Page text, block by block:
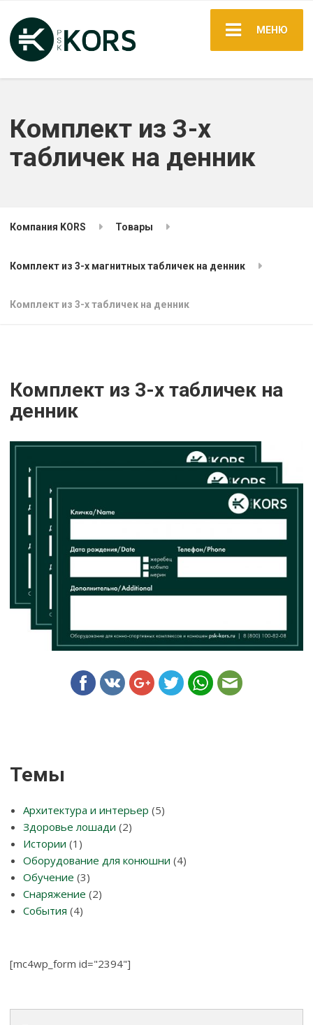
МЕНЮ
Комплект из 3-х
табличек на денник
Компания KORS Товары
Комплект из 3-х магнитных табличек на денник
Комплект из 3-х табличек на денник
Комплект из 3-х табличек на
денник
Темы
Архитектура и интерьер (5)
Здоровье лошади (2)
Истории (1)
Оборудование для конюшни (4)
Обучение (3)
Снаряжение (2)
События (4)
[mc4wp_form id="2394"]